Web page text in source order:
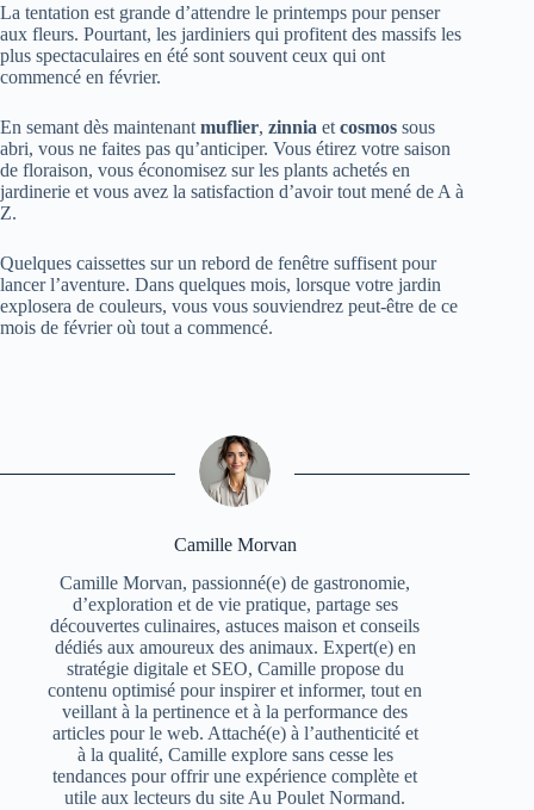
La tentation est grande d’attendre le printemps pour penser
aux fleurs. Pourtant, les jardiniers qui profitent des massifs les
plus spectaculaires en été sont souvent ceux qui ont
commencé en février.
En semant dès maintenant muflier, zinnia et cosmos sous
abri, vous ne faites pas qu’anticiper. Vous étirez votre saison
de floraison, vous économisez sur les plants achetés en
jardinerie et vous avez la satisfaction d’avoir tout mené de A à
Z.
Quelques caissettes sur un rebord de fenêtre suffisent pour
lancer l’aventure. Dans quelques mois, lorsque votre jardin
explosera de couleurs, vous vous souviendrez peut-être de ce
mois de février où tout a commencé.
Camille Morvan
Camille Morvan, passionné(e) de gastronomie,
d’exploration et de vie pratique, partage ses
découvertes culinaires, astuces maison et conseils
dédiés aux amoureux des animaux. Expert(e) en
stratégie digitale et SEO, Camille propose du
contenu optimisé pour inspirer et informer, tout en
veillant à la pertinence et à la performance des
articles pour le web. Attaché(e) à l’authenticité et
à la qualité, Camille explore sans cesse les
tendances pour offrir une expérience complète et
utile aux lecteurs du site Au Poulet Normand.